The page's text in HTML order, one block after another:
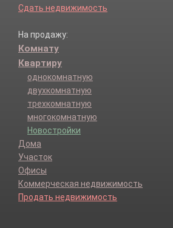
Сдать недвижимость
На продажу:
Комнату
Квартиру
однокомнатную
двухкомнатную
трехкомнатную
многокомнатную
Новостройки
Дома
Участок
Офисы
Коммерческая недвижимость
Продать недвижимость